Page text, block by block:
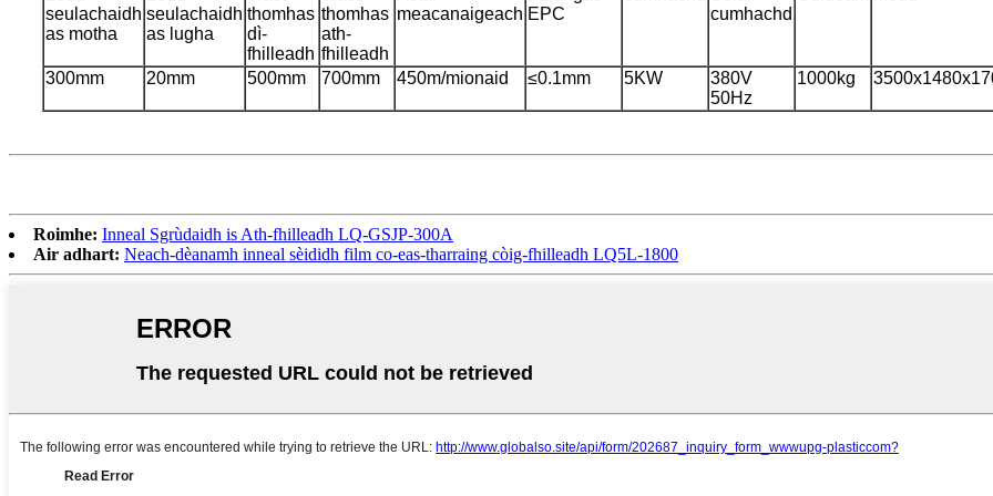
seulachaidh
as motha
seulachaidh
as lugha
thomhas
dì-
fhilleadh
thomhas
ath-
fhilleadh
meacanaigeach EPC
cumhachd
300mm 20mm 500mm 700mm 450m/mionaid ≤0.1mm 5KW
380V
50Hz
1000kg
Roimhe: Inneal Sgrùdaidh is Ath-fhilleadh LQ-GSJP-300A
Air adhart: Neach-dèanamh inneal sèididh film co-eas-tharraing còig-fhilleadh LQ5L-1800